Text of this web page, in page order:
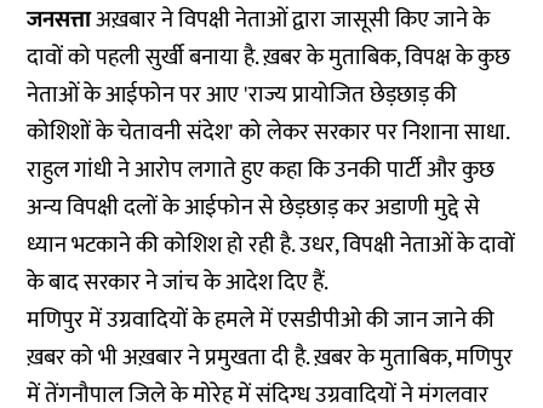
जनसत्ताअख़बार ने विपक्षी नेताओं द्वारा जासूसी किए जाने के
दावों को पहली सुर्खी बनाया है. ख़बर के मुताबिक, विपक्ष के कुछ
नेताओं के आईफोन पर आए 'राज्य प्रायोजित छेड़छाड़ की
कोशिशों के चेतावनी संदेश' को लेकर सरकार पर निशाना साधा.
राहुल गांधी ने आरोप लगाते हुए कहा कि उनकी पार्टी और कुछ
अन्य विपक्षी दलों के आईफोन से छेड़छाड़ कर अडाणी मुद्दे से
ध्यान भटकाने की कोशिश हो रही है. उधर, विपक्षी नेताओं के दावों
के बाद सरकार ने जांच के आदेश दिए हैं.
मणिपुर में उग्रवादियों के हमले में एसडीपीओ की जान जाने की
ख़बर को भी अख़बार ने प्रमुखता दी है. ख़बर के मुताबिक, मणिपुर
में तेंगनौपाल जिले के मोरेह में संदिग्ध उग्रवादियों ने मंगलवार